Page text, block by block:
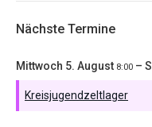
Nächste Termine
Mittwoch 5. August 8:00 –
Kreisjugendzeltlager